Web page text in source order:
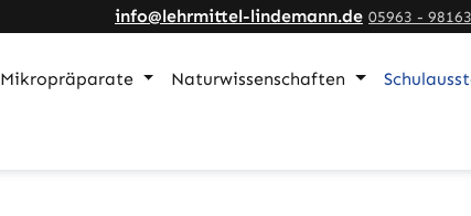
info@lehrmittel-lindemann.de 05963 -
Mikropräparate Naturwissenschaften